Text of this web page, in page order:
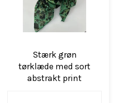
Stærk grøn
tørklæde med sort
abstrakt print